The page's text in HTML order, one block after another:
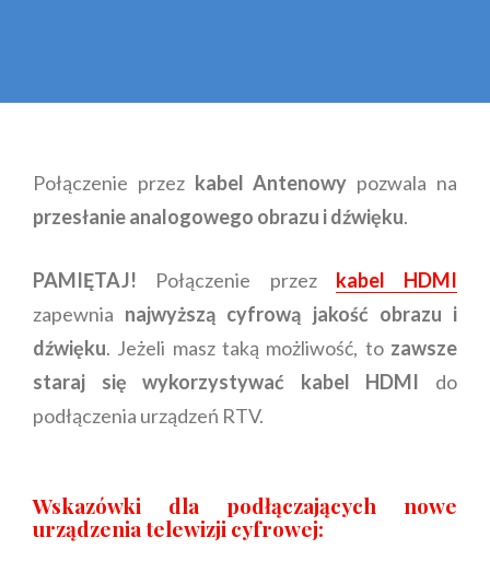
Połączenie przez kabel Antenowy pozwala na
przesłanie analogowego obrazu i dźwięku.
PAMIĘTAJ! Połączenie przez kabel HDMI
zapewnia najwyższą cyfrową jakość obrazu i
dźwięku. Jeżeli masz taką możliwość, tozawsze
staraj się wykorzystywać kabel HDMI do
podłączenia urządzeń RTV.
Wskazówki dla podłączających nowe
urządzenia telewizji cyfrowej: